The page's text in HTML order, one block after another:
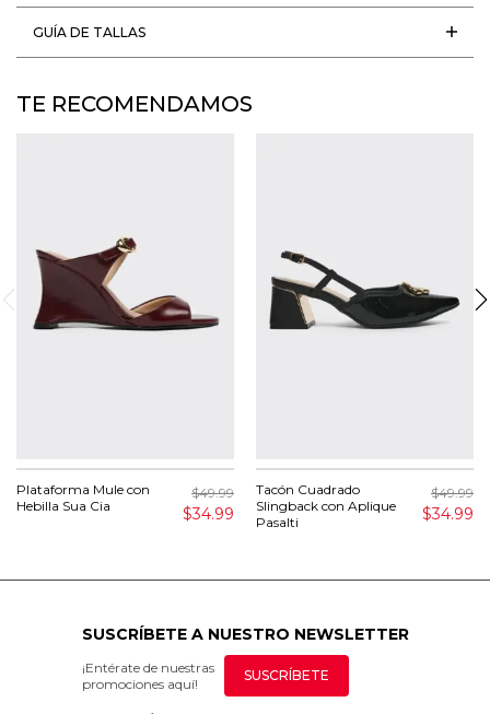
GUÍA DE TALLAS
TE RECOMENDAMOS
Plataforma Mule con
Hebilla Sua Cia
$49.99
$34.99
Tacón Cuadrado
Slingback con Aplique
Pasalti
$49.99
$34.99
SUSCRÍBETE A NUESTRO NEWSLETTER
¡Entérate de nuestras
promociones aquí!
SUSCRÍBETE